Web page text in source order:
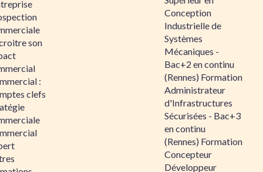
son
:
clefs
Conception
Industrielle de
Systèmes
Mécaniques -
Bac+2 en continu
(Rennes) Formation
Administrateur
d'Infrastructures
Sécurisées - Bac+3
en continu
(Rennes) Formation
Concepteur
Développeur